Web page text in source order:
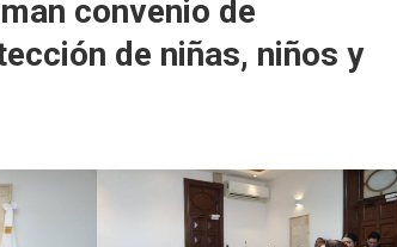
convenio de
de niñas, niños y